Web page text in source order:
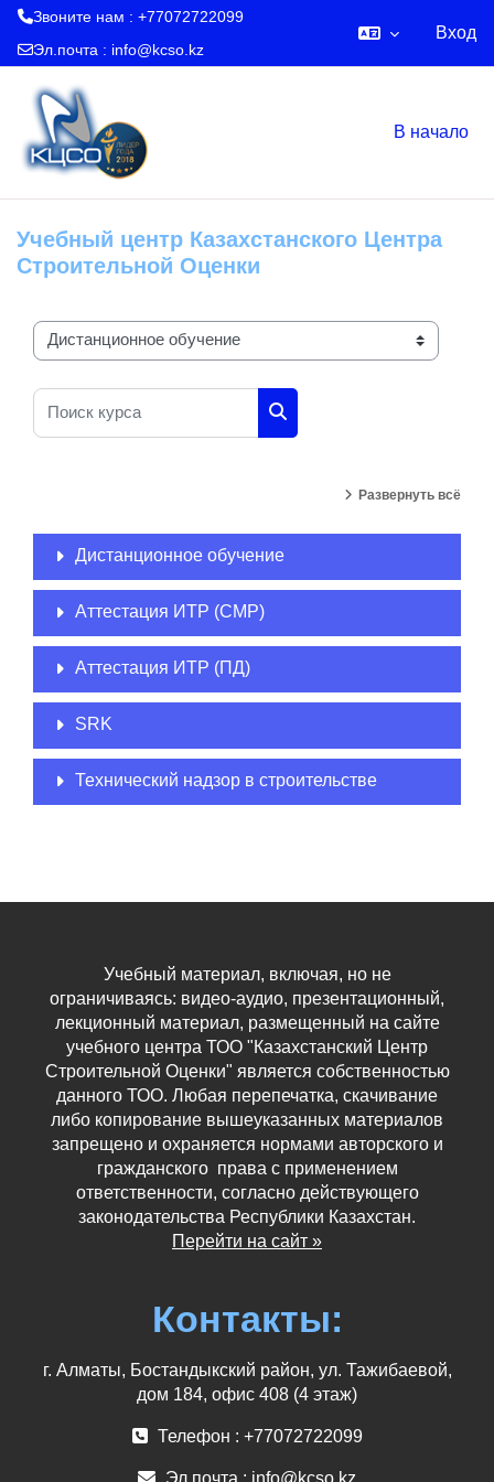
Звоните нам : +77072722099
Эл.почта : info@kcso.kz
Вход
В начало
Учебный центр Казахстанского Центра
Строительной Оценки
Категории курсов
Поиск курса
Поиск курса
Развернуть всё
Дистанционное обучение
Аттестация ИТР (СМР)
Аттестация ИТР (ПД)
SRK
Технический надзор в строительстве
Учебный материал, включая, но не
ограничиваясь: видео-аудио, презентационный,
лекционный материал, размещенный на сайте
учебного центра ТОО "Казахстанский Центр
Строительной Оценки" является собственностью
данного ТОО. Любая перепечатка, скачивание
либо копирование вышеуказанных материалов
запрещено и охраняется нормами авторского и
гражданского права с применением
ответственности, согласно действующего
законодательства Республики Казахстан.
Перейти на сайт »
Контакты:
г. Алматы, Бостандыкский район, ул. Тажибаевой,
дом 184, офис 408 (4 этаж)
Телефон : +77072722099
Эл.почта : info@kcso.kz